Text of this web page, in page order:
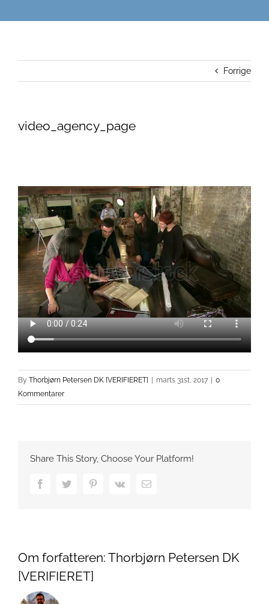
Forrige
video_agency_page
By Thorbjørn Petersen DK [VERIFIERET] marts 31st, 2017
0
Kommentarer
Share This Story, Choose Your Platform!
FacebookTwitter PinterestVk Email
Om forfatteren: Thorbjørn Petersen DK
[VERIFIERET]